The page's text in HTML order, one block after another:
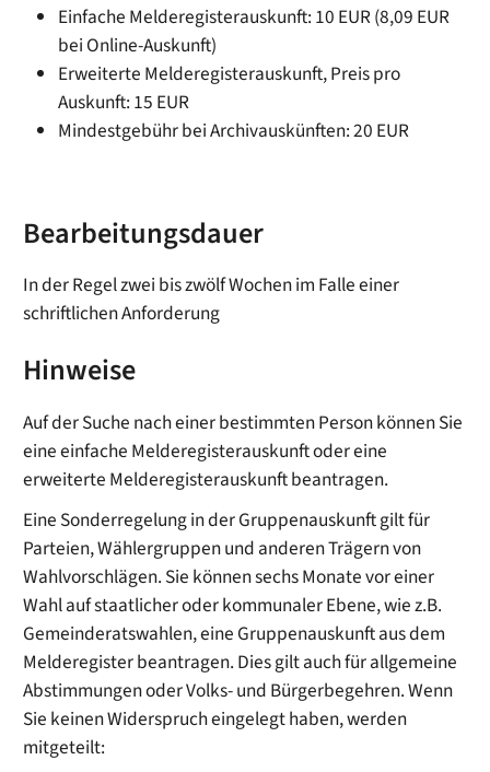
Einfache Melderegisterauskunft: 10 EUR (8,09 EUR
bei Online-Auskunft)
Erweiterte Melderegisterauskunft, Preis pro
Auskunft: 15 EUR
Mindestgebühr bei Archivauskünften: 20 EUR
Bearbeitungsdauer
In der Regel zwei bis zwölf Wochen im Falle einer
schriftlichen Anforderung
Hinweise
Auf der Suche nach einer bestimmten Person können Sie
eine einfache Melderegisterauskunft oder eine
erweiterte Melderegisterauskunft beantragen.
Eine Sonderregelung in der Gruppenauskunft gilt für
Parteien, Wählergruppen und anderen Trägern von
Wahlvorschlägen. Sie können sechs Monate vor einer
Wahl auf staatlicher oder kommunaler Ebene, wie z.B.
Gemeinderatswahlen, eine Gruppenauskunft aus dem
Melderegister beantragen. Dies gilt auch für allgemeine
Abstimmungen oder Volks- und Bürgerbegehren. Wenn
Sie keinen Widerspruch eingelegt haben, werden
mitgeteilt: